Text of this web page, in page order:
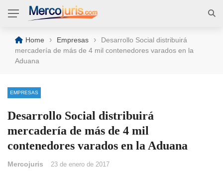
Home › Empresas ›
Desarrollo Social distribuirá
mercadería de más de 4 mil contenedores varados en la
Aduana
EMPRESAS
Desarrollo Social distribuirá
mercadería de más de 4 mil
contenedores varados en la Aduana
Mercojuris 23 de enero de 2017